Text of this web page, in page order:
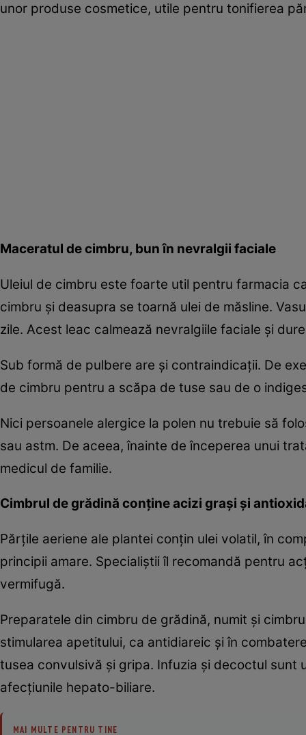
unor produse cosmetice, utile pentru tonifierea
Maceratul de cimbru, bun în nevralgii faciale
Uleiul de cimbru este foarte util pentru farmacia
cimbru şi deasupra se toarnă ulei de măsline.
zile. Acest leac calmează nevralgiile faciale şi
Sub formă de pulbere are şi contraindicaţii. De
de cimbru pentru a scăpa de tuse sau de o
Nici persoanele alergice la polen nu trebuie să
sau astm. De aceea, înainte de începerea unui
medicul de familie.
Cimbrul de grădină conţine acizi graşi şi
Părţile aeriene ale plantei conţin ulei volatil, în
principii amare. Specialiştii îl recomandă pentru
vermifugă.
Preparatele din cimbru de grădină, numit şi
stimularea apetitului, ca antidiareic şi în
tusea convulsivă şi gripa. Infuzia şi decoctul sunt
afecţiunile hepato-biliare.
MAI MULTE PENTRU TINE